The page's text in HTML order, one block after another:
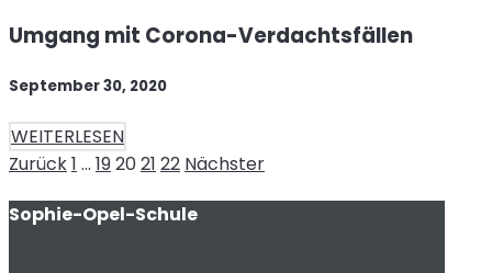
Umgang mit Corona-Verdachtsfällen
September 30, 2020
WEITERLESEN
Seitennummerierung
der
ZurückSeite
1 … Seite
19Seite
20Seite
21 Seite
22 Nächster
Sophie-Opel-Schule